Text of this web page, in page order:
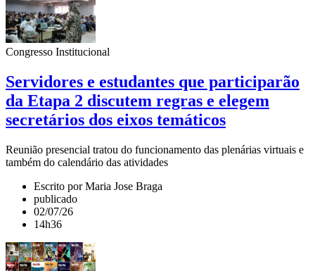
Congresso Institucional
Servidores e estudantes que participarão
da Etapa 2 discutem regras e elegem
secretários dos eixos temáticos
Reunião presencial tratou do funcionamento das plenárias virtuais e
também do calendário das atividades
Escrito por Maria Jose Braga
publicado
02/07/26
14h36